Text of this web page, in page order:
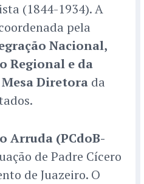
(1844-1934). A
pela
Nacional,
Regional e da
Mesa Diretora da
Arruda (PCdoB-
de Padre Cícero
de Juazeiro. O